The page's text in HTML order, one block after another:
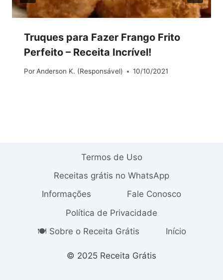
Truques para Fazer Frango Frito
Perfeito – Receita Incrível!
PorAnderson K. (Responsável) 10/10/2021
Termos de Uso
Receitas grátis no WhatsApp
Informações
Fale Conosco
Política de Privacidade
🍽️ Sobre o Receita Grátis
Início
© 2025 Receita Grátis